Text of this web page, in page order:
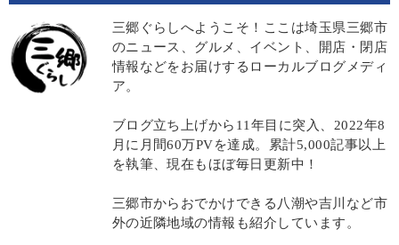
三郷ぐらしへようこそ！ここは埼玉県三郷市
のニュース、グルメ、イベント、開店・閉店
情報などをお届けするローカルブログメディ
ア。
ブログ立ち上げから11年目に突入、2022年8
月に月間60万PVを達成。累計5,000記事以上
を執筆、現在もほぼ毎日更新中！
三郷市からおでかけできる八潮や吉川など市
外の近隣地域の情報も紹介しています。